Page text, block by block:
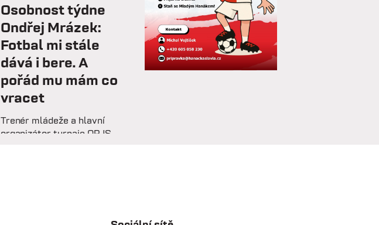
Osobnost týdne
Ondřej Mrázek:
Fotbal mi stále
dává i bere. A
pořád mu mám co
vracet
Trenér mládeže a hlavní
organizátor turnaje OPJS